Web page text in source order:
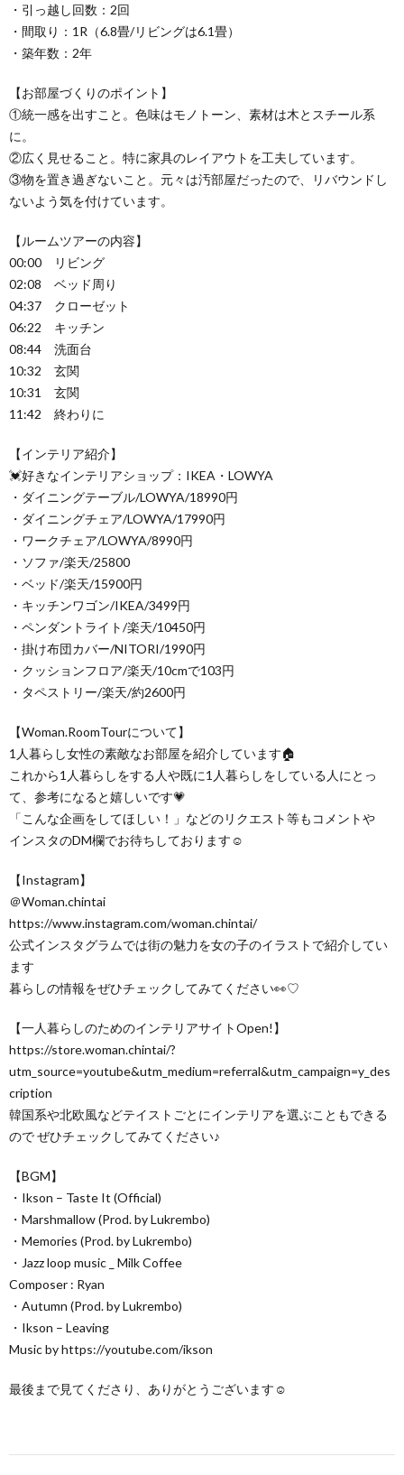
・引っ越し回数：2回
・間取り：1R（6.8畳/リビングは6.1畳）
・築年数：2年
【お部屋づくりのポイント】
①統一感を出すこと。色味はモノトーン、素材は木とスチール系
に。
②広く見せること。特に家具のレイアウトを工夫しています。
③物を置き過ぎないこと。元々は汚部屋だったので、リバウンドし
ないよう気を付けています。
【ルームツアーの内容】
00:00 リビング
02:08 ベッド周り
04:37 クローゼット
06:22 キッチン
08:44 洗面台
10:32 玄関
10:31 玄関
11:42 終わりに
【インテリア紹介】
💓好きなインテリアショップ：IKEA・LOWYA
・ダイニングテーブル/LOWYA/18990円
・ダイニングチェア/LOWYA/17990円
・ワークチェア/LOWYA/8990円
・ソファ/楽天/25800
・ベッド/楽天/15900円
・キッチンワゴン/IKEA/3499円
・ペンダントライト/楽天/10450円
・掛け布団カバー/NITORI/1990円
・クッションフロア/楽天/10cmで103円
・タペストリー/楽天/約2600円
【Woman.RoomTourについて】
1人暮らし女性の素敵なお部屋を紹介しています🏠
これから1人暮らしをする人や既に1人暮らしをしている人にとっ
て、参考になると嬉しいです💗
「こんな企画をしてほしい！」などのリクエスト等もコメントや
インスタのDM欄でお待ちしております☺
【Instagram】
＠Woman.chintai
https://www.instagram.com/woman.chintai/
公式インスタグラムでは街の魅力を女の子のイラストで紹介してい
ます
暮らしの情報をぜひチェックしてみてください👀♡
【一人暮らしのためのインテリアサイトOpen!】
https://store.woman.chintai/?
utm_source=youtube&utm_medium=referral&utm_campaign=y_des
cription
韓国系や北欧風などテイストごとにインテリアを選ぶこともできる
ので ぜひチェックしてみてください♪
【BGM】
・Ikson – Taste It (Official)
・Marshmallow (Prod. by Lukrembo)
・Memories (Prod. by Lukrembo)
・Jazz loop music _ Milk Coffee
Composer : Ryan
・Autumn (Prod. by Lukrembo)
・Ikson – Leaving
Music by https://youtube.com/ikson
最後まで見てくださり、ありがとうございます☺